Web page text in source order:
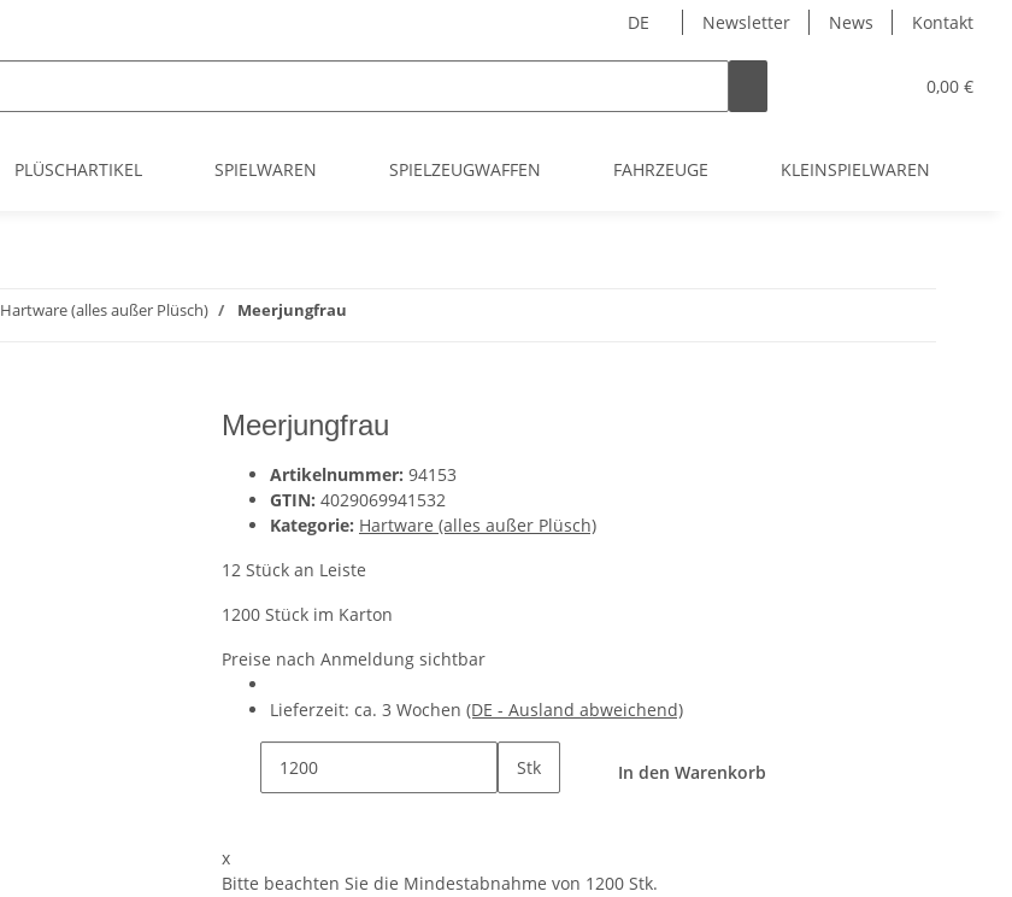
DE Newsletter News Kontakt
0,00 €
PLÜSCHARTIKEL SPIELWAREN SPIELZEUGWAFFEN FAHRZEUGE KLEINSPIELWAREN
Hartware (alles außer Plüsch) Meerjungfrau
Meerjungfrau
Artikelnummer: 94153
GTIN: 4029069941532
Kategorie: Hartware (alles außer Plüsch)
12 Stück an Leiste
1200 Stück im Karton
Preise nach Anmeldung sichtbar
Lieferzeit: ca. 3 Wochen (DE - Ausland abweichend)
Stk In den Warenkorb
x
Bitte beachten Sie die Mindestabnahme von 1200 Stk.